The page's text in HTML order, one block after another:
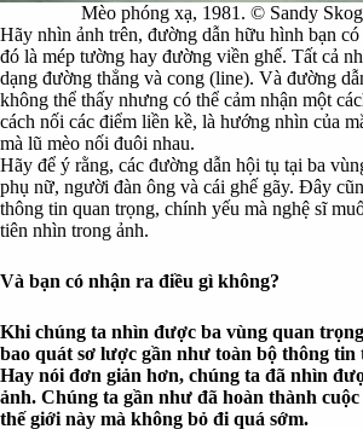
Mèo phóng xạ, 1981. © Sandy
Hãy nhìn ảnh trên, đường dẫn hữu hình bạn
đó là mép tường hay đường viền ghế. Tất cả
dạng đường thẳng và cong (line). Và đường
không thể thấy nhưng có thể cảm nhận một
cách nối các điểm liền kề, là hướng nhìn của
mà lũ mèo nối đuôi nhau.
Hãy để ý rằng, các đường dẫn hội tụ tại ba
phụ nữ, người đàn ông và cái ghế gãy. Đây
thông tin quan trọng, chính yếu mà nghệ sĩ
tiên nhìn trong ảnh.
Và bạn có nhận ra điều gì không?
Khi chúng ta nhìn được ba vùng quan
bao quát sơ lược gần như toàn bộ thông tin
Hay nói đơn giản hơn, chúng ta đã nhìn
ảnh. Chúng ta gần như đã hoàn thành
thế giới này mà không bỏ đi quá sớm.